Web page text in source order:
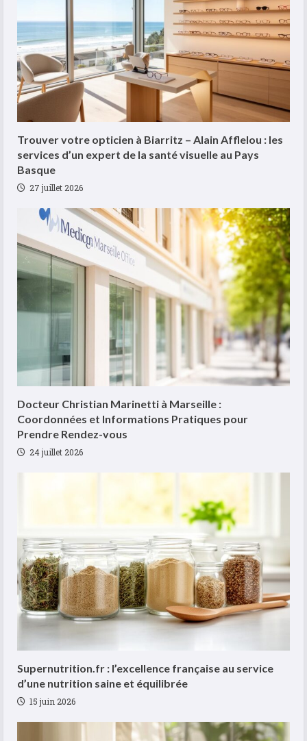
Trouver votre opticien à Biarritz – Alain Afflelou : les
services d’un expert de la santé visuelle au Pays
Basque
27 juillet 2026
Docteur Christian Marinetti à Marseille :
Coordonnées et Informations Pratiques pour
Prendre Rendez-vous
24 juillet 2026
Supernutrition.fr : l’excellence française au service
d’une nutrition saine et équilibrée
15 juin 2026